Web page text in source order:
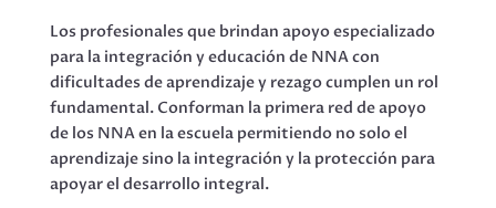
Los profesionales que brindan apoyo especializado
para la integración y educación de NNA con
dificultades de aprendizaje y rezago cumplen un rol
fundamental. Conforman la primera red de apoyo
de los NNA en la escuela permitiendo no solo el
aprendizaje sino la integración y la protección para
apoyar el desarrollo integral.